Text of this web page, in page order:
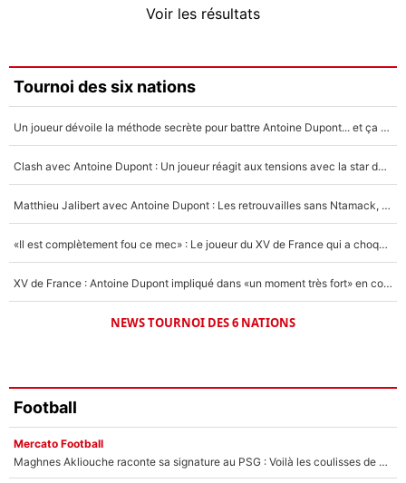
Faris Moumbagna
5%
Un autre joueur
5%
Voir les résultats
Tournoi des six nations
Un joueur dévoile la méthode secrète pour battre Antoine Dupont... et ça marche !
Clash avec Antoine Dupont : Un joueur réagit aux tensions avec la star du XV de France !
Matthieu Jalibert avec Antoine Dupont : Les retrouvailles sans Ntamack, «il y a eu des discussions»
«Il est complètement fou ce mec» : Le joueur du XV de France qui a choqué Matthieu Jalibert !
XV de France : Antoine Dupont impliqué dans «un moment très fort» en coulisses
NEWS TOURNOI DES 6 NATIONS
Football
Mercato Football
Maghnes Akliouche raconte sa signature au PSG : Voilà les coulisses de son transfert de rêve à 50M€